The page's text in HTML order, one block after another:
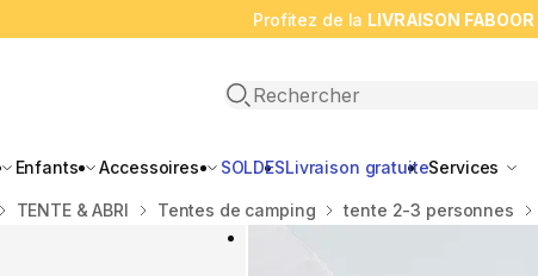
Profitez de la LIVRAISON FABOOR
Open search
Enfants Accessoires SOLDESLivraison gratuiteServices
TENTE & ABRI Tentes de camping tente 2-3 personnes